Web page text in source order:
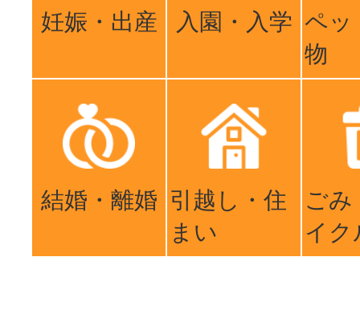
妊娠・出産 入園・入学 ペッ
物
結婚・離婚 引越し・住
まい
ごみ
イク